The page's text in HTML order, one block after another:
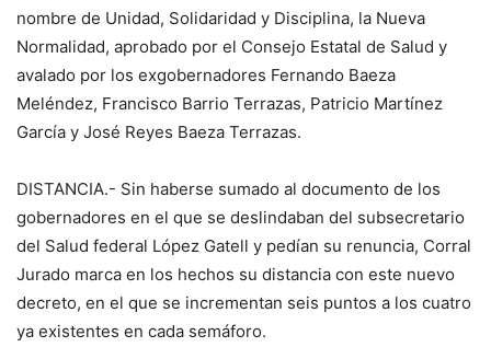
nombre de Unidad, Solidaridad y Disciplina, la Nueva
Normalidad, aprobado por el Consejo Estatal de Salud y
avalado por los exgobernadores Fernando Baeza
Meléndez, Francisco Barrio Terrazas, Patricio Martínez
García y José Reyes Baeza Terrazas.
DISTANCIA.- Sin haberse sumado al documento de los
gobernadores en el que se deslindaban del subsecretario
del Salud federal López Gatell y pedían su renuncia, Corral
Jurado marca en los hechos su distancia con este nuevo
decreto, en el que se incrementan seis puntos a los cuatro
ya existentes en cada semáforo.